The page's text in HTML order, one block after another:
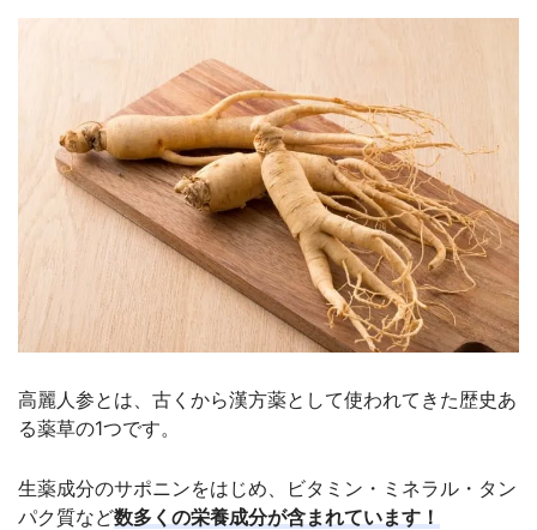
高麗人参とは、古くから漢方薬として使われてきた歴史あ
る薬草の1つです。
生薬成分のサポニンをはじめ、ビタミン・ミネラル・タン
パク質など数多くの栄養成分が含まれています！